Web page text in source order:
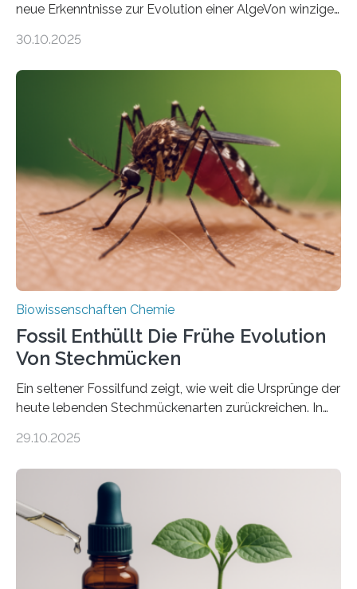
neue Erkenntnisse zur Evolution einer AlgeVon winzigen
Landpflanzen zählen zu den komplexesten
Grünalgen, die vor Hunderten von Millionen Jahren
lebten. Unter den Vorfahren sticht eine Gruppe heraus,
die noch heute in der Natur vorkommt: die
Süßwasseralge Coleochaetophyceae. Einige Arten
dieser Gruppe bilden aus Zellfäden dichte Geflechte
mit scheibenförmiger Gestalt. Was auffällig ist: Die
nächsten…
30.10.2025
Biowissenschaften Chemie
Fossil Enthüllt Die Frühe Evolution
Von Stechmücken
Ein seltener Fossilfund zeigt, wie weit die Ursprünge der
heute lebenden Stechmückenarten zurückreichen. In
Forschende die bisher älteste bekannte Stechmücken-
Region Kachin in Myanmar und hat sich in
ausgezeichnetem Zustand erhalten. Es konnte als neue
Art einer neuen Gattung beschrieben werden und trägt
nun den Namen Cretosabethes primaevus. Dieser erste
fossile Nachweis einer Stechmückenlarve in Bernstein
stellt gleichzeitig den ersten Fossilfund einer
29.10.2025